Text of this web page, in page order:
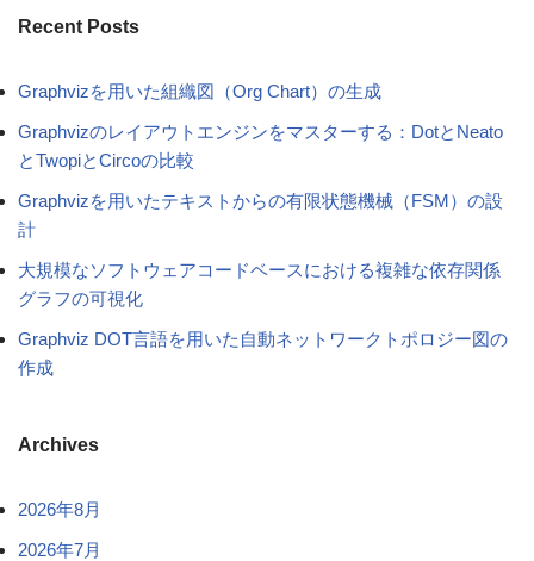
Recent Posts
Graphvizを用いた組織図（Org Chart）の生成
Graphvizのレイアウトエンジンをマスターする：DotとNeato
とTwopiとCircoの比較
Graphvizを用いたテキストからの有限状態機械（FSM）の設
計
大規模なソフトウェアコードベースにおける複雑な依存関係
グラフの可視化
Graphviz DOT言語を用いた自動ネットワークトポロジー図の
作成
Archives
2026年8月
2026年7月